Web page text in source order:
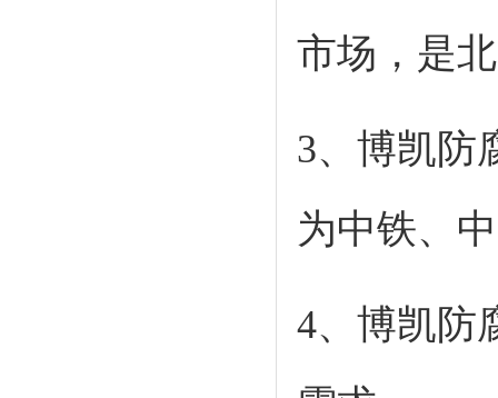
市场，是
3、博凯防
为中铁、
4、博凯防